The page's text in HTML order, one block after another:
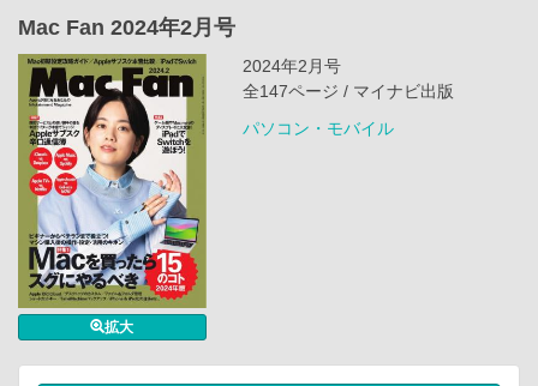
Mac Fan 2024年2月号
拡大
2024年2月号
全147ページ / マイナビ出版
パソコン・モバイル